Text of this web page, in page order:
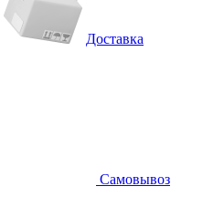
Доставка
Самовывоз